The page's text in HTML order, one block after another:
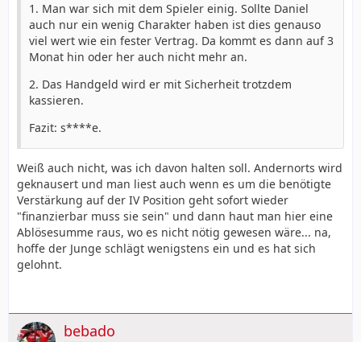
1. Man war sich mit dem Spieler einig. Sollte Daniel
auch nur ein wenig Charakter haben ist dies genauso
viel wert wie ein fester Vertrag. Da kommt es dann auf 3
Monat hin oder her auch nicht mehr an.
2. Das Handgeld wird er mit Sicherheit trotzdem
kassieren.
Fazit: s****e.
Weiß auch nicht, was ich davon halten soll. Andernorts wird
geknausert und man liest auch wenn es um die benötigte
Verstärkung auf der IV Position geht sofort wieder
"finanzierbar muss sie sein" und dann haut man hier eine
Ablösesumme raus, wo es nicht nötig gewesen wäre... na,
hoffe der Junge schlägt wenigstens ein und es hat sich
gelohnt.
bebado